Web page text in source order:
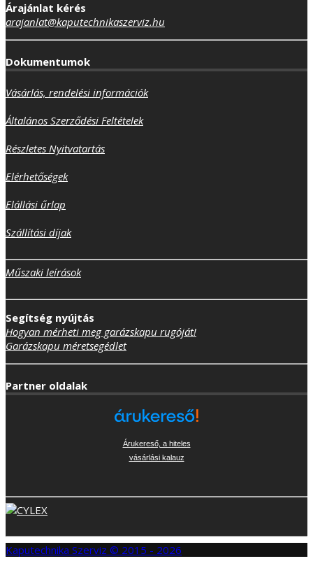
Árajánlat kérés
arajanlat@kaputechnikaszerviz.hu
Dokumentumok
Vásárlás, rendelési információk
Általános Szerződési Feltételek
Részletes Nyitvatartás
Elérhetőségek
Elállási űrlap
Szállítási díjak
Műszaki leírások
Segítség nyújtás
Hogyan mérheti meg garázskapu rugóját!
Garázskapu méretsegédlet
Partner oldalak
Árukereső, a hiteles
vásárlási kalauz
Kaputechnika Szerviz © 2015 - 2026